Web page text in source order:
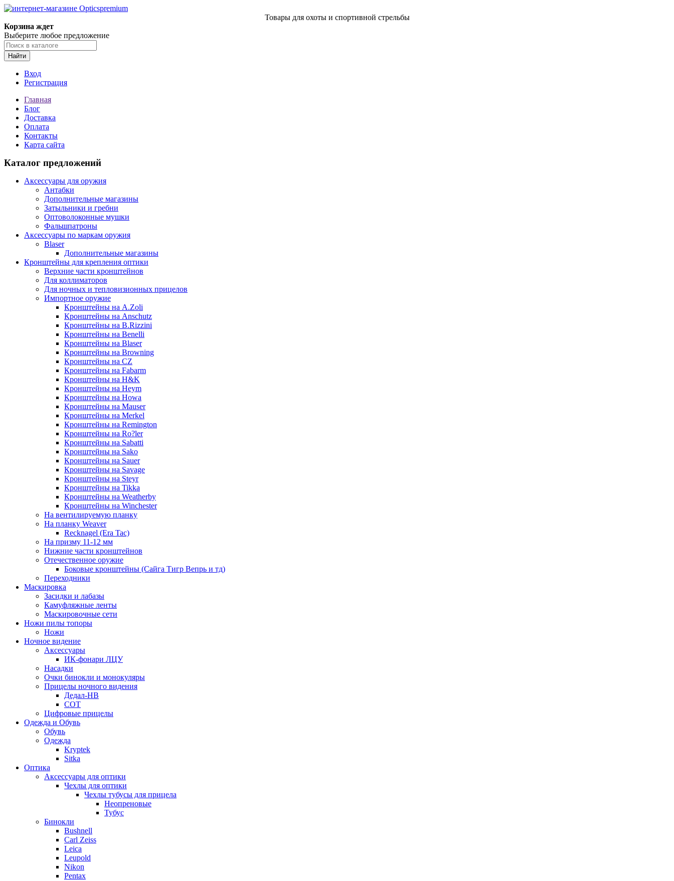
Товары для охоты и спортивной стрельбы
Корзина ждет
Выберите любое предложение
Найти
Вход
Регистрация
Главная
Блог
Доставка
Оплата
Контакты
Карта сайта
Каталог предложений
Аксессуары для оружия
Антабки
Дополнительные магазины
Затыльники и гребни
Оптоволоконные мушки
Фальшпатроны
Аксессуары по маркам оружия
Blaser
Дополнительные магазины
Кронштейны для крепления оптики
Верхние части кронштейнов
Для коллиматоров
Для ночных и тепловизионных прицелов
Импортное оружие
Кронштейны на A.Zoli
Кронштейны на Anschutz
Кронштейны на B.Rizzini
Кронштейны на Benelli
Кронштейны на Blaser
Кронштейны на Browning
Кронштейны на CZ
Кронштейны на Fabarm
Кронштейны на H&K
Кронштейны на Heym
Кронштейны на Howa
Кронштейны на Mauser
Кронштейны на Merkel
Кронштейны на Remington
Кронштейны на Ro?ler
Кронштейны на Sabatti
Кронштейны на Sako
Кронштейны на Sauer
Кронштейны на Savage
Кронштейны на Steyr
Кронштейны на Tikka
Кронштейны на Weatherby
Кронштейны на Winchester
На вентилируемую планку
На планку Weaver
Recknagel (Era Tac)
На призму 11-12 мм
Нижние части кронштейнов
Отечественное оружие
Боковые кронштейны (Сайга Тигр Вепрь и тд)
Переходники
Маскировка
Засидки и лабазы
Камуфляжные ленты
Маскировочные сети
Ножи пилы топоры
Ножи
Ночное видение
Аксессуары
ИК-фонари ЛЦУ
Насадки
Очки бинокли и монокуляры
Прицелы ночного видения
Дедал-НВ
СОТ
Цифровые прицелы
Одежда и Обувь
Обувь
Одежда
Kryptek
Sitka
Оптика
Аксессуары для оптики
Чехлы для оптики
Чехлы тубусы для прицела
Неопреновые
Тубус
Бинокли
Bushnell
Carl Zeiss
Leica
Leupold
Nikon
Pentax